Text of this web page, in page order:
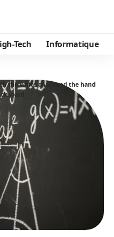
Tech Informatique
the white chalk and the hand